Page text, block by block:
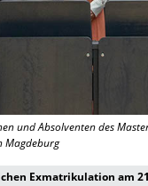
und Absolventen des
Magdeburg
Exmatrikulation am